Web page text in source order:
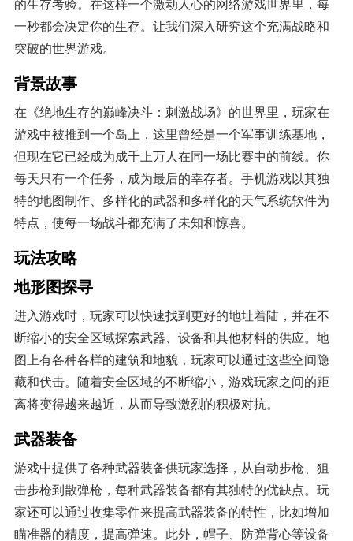
的生存考验。在这样一个激动人心的网络游戏世界里，每
一秒都会决定你的生存。让我们深入研究这个充满战略和
突破的世界游戏。
背景故事
在《绝地生存的巅峰决斗：刺激战场》的世界里，玩家在
游戏中被推到一个岛上，这里曾经是一个军事训练基地，
但现在它已经成为成千上万人在同一场比赛中的前线。你
每天只有一个任务，成为最后的幸存者。手机游戏以其独
特的地图制作、多样化的武器和多样化的天气系统软件为
特点，使每一场战斗都充满了未知和惊喜。
玩法攻略
地形图探寻
进入游戏时，玩家可以快速找到更好的地址着陆，并在不
断缩小的安全区域探索武器、设备和其他材料的供应。地
图上有各种各样的建筑和地貌，玩家可以通过这些空间隐
藏和伏击。随着安全区域的不断缩小，游戏玩家之间的距
离将变得越来越近，从而导致激烈的积极对抗。
武器装备
游戏中提供了各种武器装备供玩家选择，从自动步枪、狙
击步枪到散弹枪，每种武器装备都有其独特的优缺点。玩
家还可以通过收集零件来提高武器装备的特性，比如增加
瞄准器的精度，提高弹速。此外，帽子、防弹背心等设备